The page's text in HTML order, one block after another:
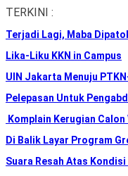
Skip
the
content
TERKINI :
Terjadi Lagi, Maba
Lika-Liku KKN in Campus
UIN Jakarta Menuju
Pelepasan Untuk
Komplain Kerugian Calon
Di Balik Layar Program
Suara Resah Atas